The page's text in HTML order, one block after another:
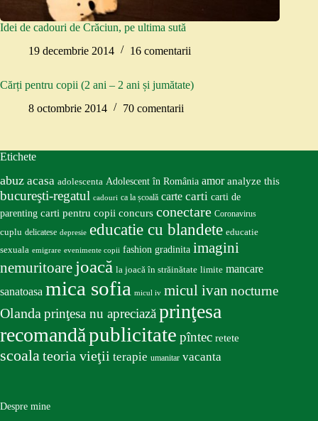
Idei de cadouri de Crăciun, pe ultima sută
19 decembrie 2014
16 comentarii
Cărți pentru copii (2 ani – 2 ani și jumătate)
8 octombrie 2014
70 comentarii
Etichete
abuz acasa adolescenta Adolescent în România amor analyze this
bucureşti-regatul cadouri ca la școală carte carti carti de
parenting carti pentru copii concurs conectare Coronavirus
cuplu delicatese depresie educatie cu blandete educatie
sexuala emigrare evenimente copii fashion gradinita imagini
nemuritoare joacă la joacă în străinătate limite mancare
sanatoasa mica sofia micul iv micul ivan nocturne
Olandaprinţesa nu apreciazăprinţesa
recomandăpublicitate pîntec retete
scoalateoria vieţii terapie umanitar vacanta
Despre mine